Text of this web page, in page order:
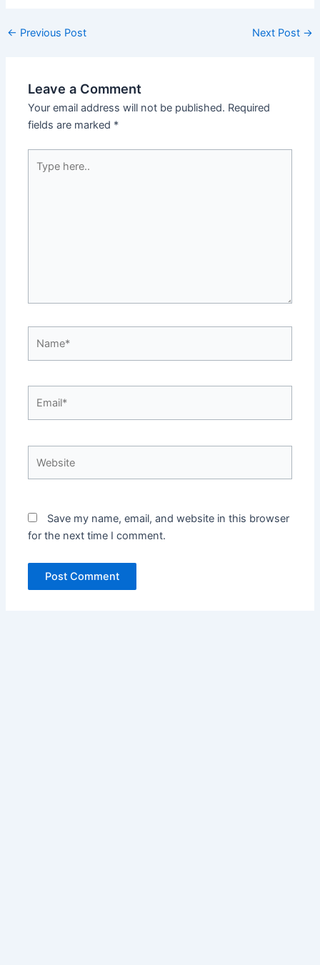
Post
← Previous Post Next Post →
Leave a Comment
Your email address will not be published. Required
fields are marked *
here..
Save my name, email, and website in this browser
for the next time I comment.